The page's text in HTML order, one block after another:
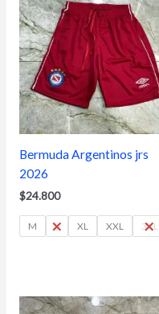
Bermuda Argentinos jrs
2026
$24.800
M L XL XXL 3XL